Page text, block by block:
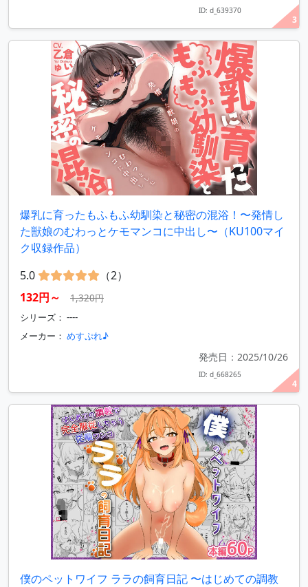
3
ID: d_639370
4
爆乳に育ったもふもふ幼馴染と秘密の混浴！〜発情し
た獣娘のむわっとケモマンコに中出し〜（KU100マイ
ク収録作品）
5.0
（2）
132円～
1,320円
シリーズ： ----
メーカー： めすぷれ♪
発売日：2025/10/26
ID: d_668265
僕のペットワイフ ララの飼育日記 〜はじめての調教